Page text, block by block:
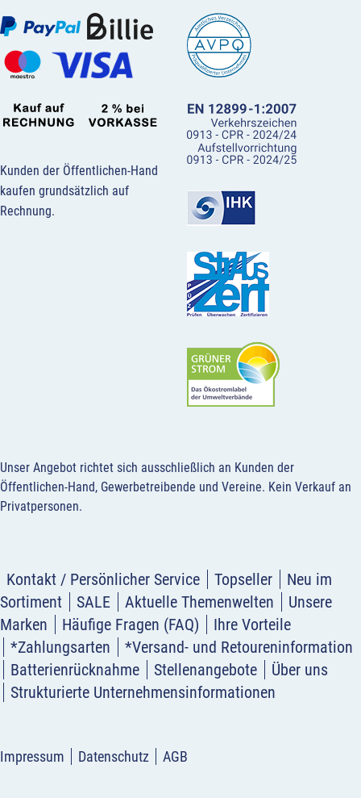
Kunden der Öffentlichen-Hand
kaufen grundsätzlich auf
Rechnung.
Unser Angebot richtet sich ausschließlich an Kunden der
Öffentlichen-Hand, Gewerbetreibende und Vereine. Kein Verkauf an
Privatpersonen.
Kontakt / Persönlicher Service Topseller
Neu im
Sortiment
SALE Aktuelle Themenwelten
Unsere
Marken
Häufige Fragen (FAQ)
Ihre Vorteile
*Zahlungsarten
*Versand- und Retoureninformation
Batterienrücknahme
Stellenangebote
Über uns
Strukturierte Unternehmensinformationen
Impressum Datenschutz AGB